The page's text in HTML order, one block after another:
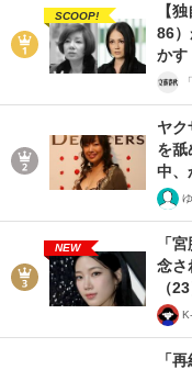
SCOOP!
【
86
かす
ヤク
を
中、
NEW
「
念さ
（
「